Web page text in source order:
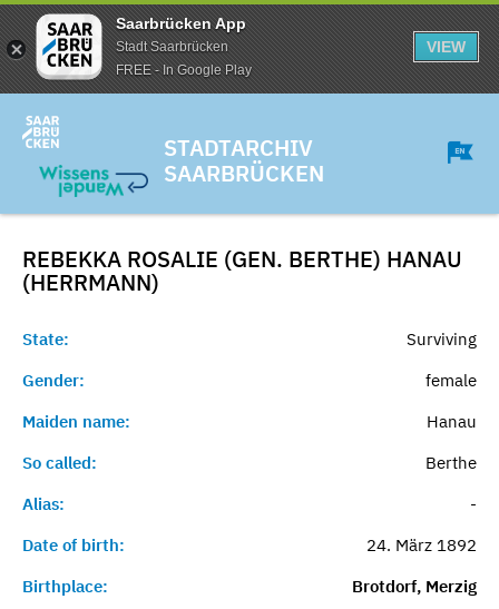
Saarbrücken App
Stadt Saarbrücken
FREE - In Google Play
VIEW
STADTARCHIV
SAARBRÜCKEN
REBEKKA ROSALIE (GEN. BERTHE) HANAU
(HERRMANN)
State:
Surviving
Gender:
female
Maiden name:
Hanau
So called:
Berthe
Alias:
-
Date of birth:
24. März 1892
Birthplace:
Brotdorf, Merzig